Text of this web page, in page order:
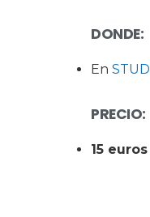
DONDE:
En
PRECIO:
15 euros